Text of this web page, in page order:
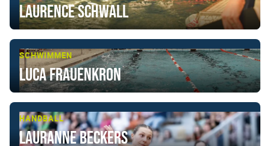
Laurence Schwall
SCHWIMMEN
Luca Frauenkron
HANDBALL
Lauranne Beckers